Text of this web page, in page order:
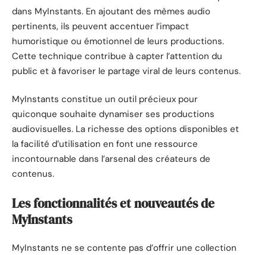
dans MyInstants. En ajoutant des mèmes audio
pertinents, ils peuvent accentuer l’impact
humoristique ou émotionnel de leurs productions.
Cette technique contribue à capter l’attention du
public et à favoriser le partage viral de leurs contenus.
MyInstants constitue un outil précieux pour
quiconque souhaite dynamiser ses productions
audiovisuelles. La richesse des options disponibles et
la facilité d’utilisation en font une ressource
incontournable dans l’arsenal des créateurs de
contenus.
Les fonctionnalités et nouveautés de
MyInstants
MyInstants ne se contente pas d’offrir une collection